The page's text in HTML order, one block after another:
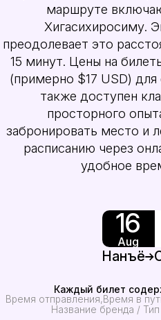
маршруте
Хигасихиросиму.
преодолевает это
15 минут. Цены на
(примерно $17 USD) для
также доступен
просторного
забронировать место и
расписанию через
удобное
16
Aug
Нанъё
Каждый билет
Время отправления Время в
Название бренда /